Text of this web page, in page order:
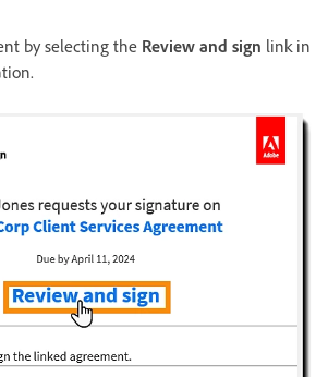
by selecting the Review and sign link in